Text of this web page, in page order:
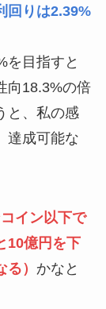
回りは2.39%
を目指すと
向18.3%の倍
と、私の感
達成可能な
イン以下で
10億円を下
） かなと